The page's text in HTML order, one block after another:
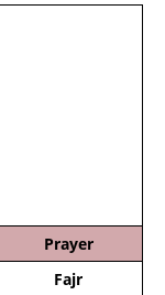
Prayer
Fajr